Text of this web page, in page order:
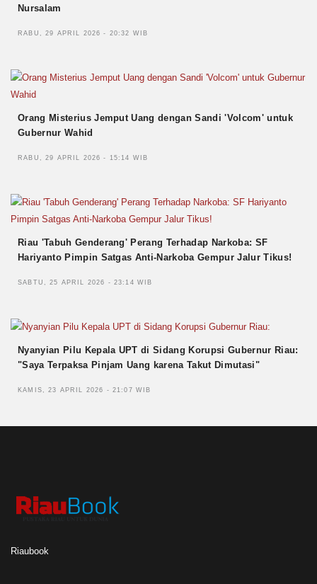
Nursalam
RABU, 29 APRIL 2026 - 20:32 WIB
Orang Misterius Jemput Uang dengan Sandi 'Volcom' untuk
Gubernur Wahid
RABU, 29 APRIL 2026 - 15:14 WIB
Riau 'Tabuh Genderang' Perang Terhadap Narkoba: SF
Hariyanto Pimpin Satgas Anti-Narkoba Gempur Jalur Tikus!
SABTU, 25 APRIL 2026 - 23:14 WIB
Nyanyian Pilu Kepala UPT di Sidang Korupsi Gubernur Riau:
"Saya Terpaksa Pinjam Uang karena Takut Dimutasi"
KAMIS, 23 APRIL 2026 - 21:07 WIB
Riaubook